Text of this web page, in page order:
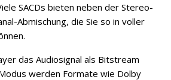
SACDs bieten neben der Stereo-
Abmischung, die Sie so in voller
das Audiosignal als Bitstream
werden Formate wie Dolby